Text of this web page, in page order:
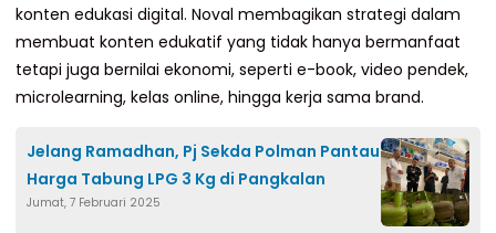
konten edukasi digital. Noval membagikan strategi dalam
membuat konten edukatif yang tidak hanya bermanfaat
tetapi juga bernilai ekonomi, seperti e-book, video pendek,
microlearning, kelas online, hingga kerja sama brand.
Jelang Ramadhan, Pj Sekda Polman Pantau
Harga Tabung LPG 3 Kg di Pangkalan
Jumat, 7 Februari 2025